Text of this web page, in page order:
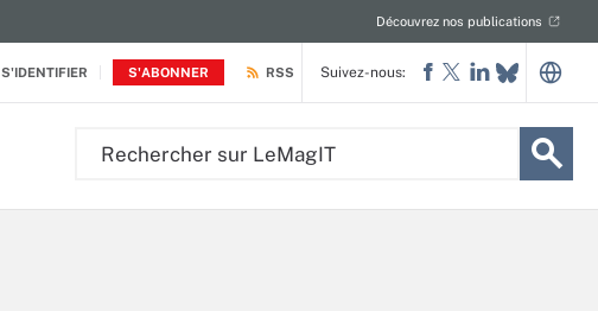
S'IDENTIFIER S'ABONNER
Découvrez nos publications
RSS Suivez-nous: